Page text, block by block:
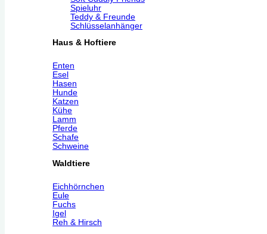
Spieluhr
Teddy & Freunde
Schlüsselanhänger
Haus & Hoftiere
Enten
Esel
Hasen
Hunde
Katzen
Kühe
Lamm
Pferde
Schafe
Schweine
Waldtiere
Eichhörnchen
Eule
Fuchs
Igel
Reh & Hirsch